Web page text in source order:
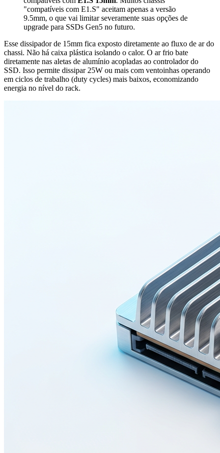
"compatíveis com E1.S" aceitam apenas a versão
9.5mm, o que vai limitar severamente suas opções de
upgrade para SSDs Gen5 no futuro.
Esse dissipador de 15mm fica exposto diretamente ao fluxo de ar do
chassi. Não há caixa plástica isolando o calor. O ar frio bate
diretamente nas aletas de alumínio acopladas ao controlador do
SSD. Isso permite dissipar 25W ou mais com ventoinhas operando
em ciclos de trabalho (duty cycles) mais baixos, economizando
energia no nível do rack.